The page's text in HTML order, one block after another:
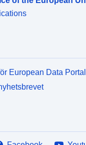
http://
codelist/
European Data Portal